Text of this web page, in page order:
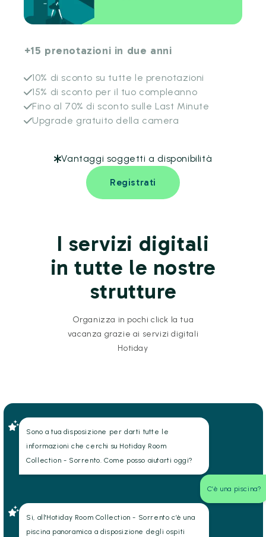
+15 prenotazioni in due anni
10% di sconto su tutte le prenotazioni
15% di sconto per il tuo compleanno
Fino al 70% di sconto sulle Last Minute
Upgrade gratuito della camera
Vantaggi soggetti a disponibilità
Registrati
I servizi digitali
in tutte le nostre
strutture
Organizza in pochi click la tua
vacanza grazie ai servizi digitali
Hotiday
Sono a tua disposizione per darti tutte le
informazioni che cerchi su Hotiday Room
Collection - Sorrento. Come posso aiutarti oggi?
C’è una piscina?
Si, all'Hotiday Room Collection - Sorrento c’è una
piscina panoramica a disposizione degli ospiti